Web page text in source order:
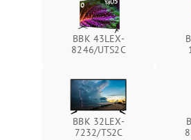
BBK 43LEX-
8246/UTS2C
BBK 32LEX-
7232/TS2C